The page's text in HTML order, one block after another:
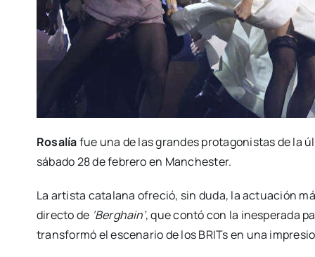
Rosalíafue una de las grandes protagonistas de la
sábado 28 de febrero en Manchester.
La artista catalana ofreció, sin duda, la actuación
directo de ‘Berghain’, que contó con la inesperada
transformó el escenario de los BRITs en una